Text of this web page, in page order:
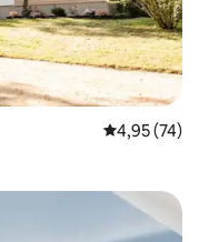
4,95 av 5 i
4,95 (74)